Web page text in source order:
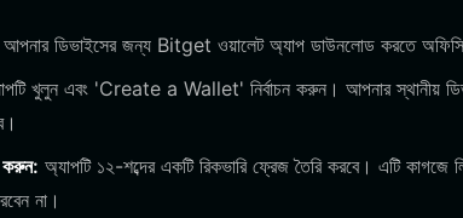
আপনার ডিভাইসের জন্য Bitget ওয়ালেট অ্যাপ ডাউনলোড করতে
খুলুন এবং 'Create a Wallet' নির্বাচন করুন। আপনার স্থানীয়
করুন: অ্যাপটি ১২-শব্দের একটি রিকভারি ফ্রেজ তৈরি করবে। এটি
না।